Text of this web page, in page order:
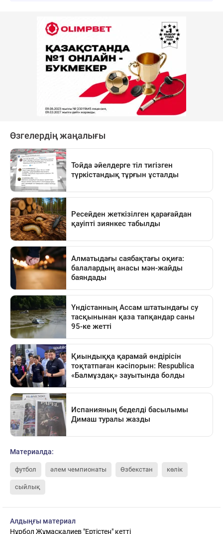
Материалда:
футбол әлем чемпионаты Өзбекстан көлік
сыйлық
Алдыңғы материал
Нұрбол Жұмасқалиев "Ертістен" кетті